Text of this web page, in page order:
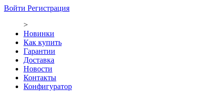
Войти Регистрация
>
Новинки
Как купить
Гарантии
Доставка
Новости
Контакты
Конфигуратор